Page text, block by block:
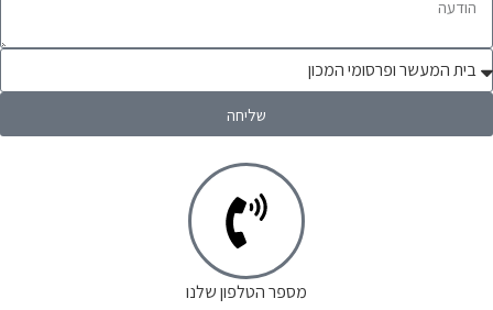
שליחה
מספר הטלפון שלנו